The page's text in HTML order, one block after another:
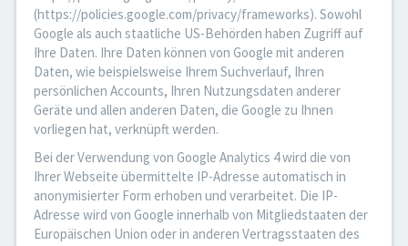
(https://policies.google.com/privacy/frameworks). Sowohl
Google als auch staatliche US-Behörden haben Zugriff auf
Ihre Daten. Ihre Daten können von Google mit anderen
Daten, wie beispielsweise Ihrem Suchverlauf, Ihren
persönlichen Accounts, Ihren Nutzungsdaten anderer
Geräte und allen anderen Daten, die Google zu Ihnen
vorliegen hat, verknüpft werden.
Bei der Verwendung von Google Analytics 4 wird die von
Ihrer Webseite übermittelte IP-Adresse automatisch in
anonymisierter Form erhoben und verarbeitet. Die IP-
Adresse wird von Google innerhalb von Mitgliedstaaten der
Europäischen Union oder in anderen Vertragsstaaten des